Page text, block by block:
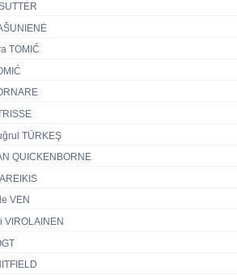
TOMIĆ
TÜRKEŞ
QUICKENBORNE
VEN
VIROLAINEN